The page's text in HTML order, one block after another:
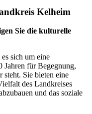
Kelheim
Sie die kulturelle
sich um eine
Jahren für Begegnung,
Sie bieten eine
des Landkreises
und das soziale